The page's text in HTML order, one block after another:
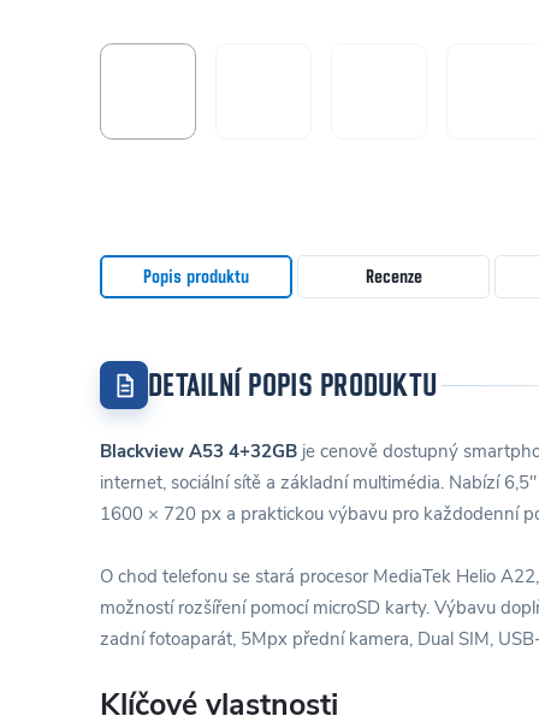
Popis produktu Recenze
DETAILNÍ POPIS PRODUKTU
Blackview A53 4+32GB je cenově dostupný
internet, sociální sítě a základní multimédia. Nabízí
1600 × 720 px a praktickou výbavu pro každodenní
O chod telefonu se stará procesor MediaTek Helio
možností rozšíření pomocí microSD karty. Výbavu
zadní fotoaparát, 5Mpx přední kamera, Dual SIM,
Klíčové vlastnosti